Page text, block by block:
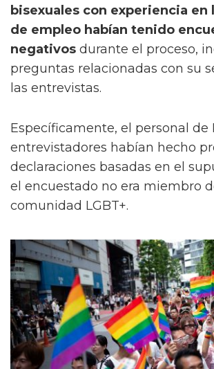
bisexuales con experiencia en
de empleo habían tenido
negativos durante el proceso,
preguntas relacionadas con su
las entrevistas.
Específicamente, el personal de
entrevistadores habían hecho
declaraciones basadas en el
el encuestado no era miembro
comunidad LGBT+.